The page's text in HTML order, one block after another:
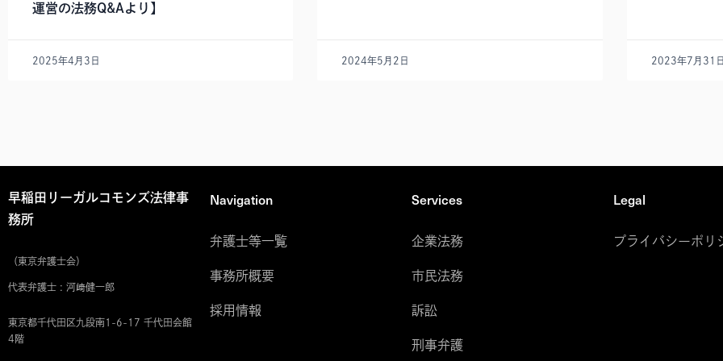
運営の法務Q&Aより】
2025年4月3日 2024年5月2日 2023年7月31
早稲田リーガルコモンズ法律事
務所
（東京弁護士会）
代表弁護士 : 河﨑健一郎
東京都千代田区九段南1-6-17 千代田会館
4階
Navigation
弁護士等一覧
事務所概要
採用情報
Services
企業法務
市民法務
訴訟
刑事弁護
Legal
プライバシーポリ